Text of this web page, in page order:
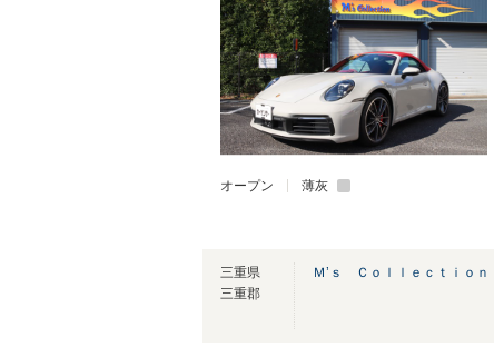
オープン 薄灰
三重県
三重郡
Ｍ’ｓ Ｃｏｌｌｅｃｔｉｏｎ